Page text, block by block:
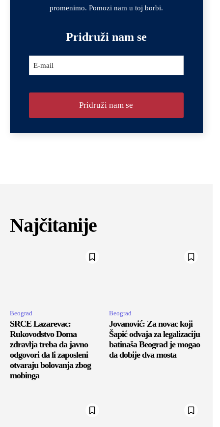
promenimo. Pomozi nam u toj borbi.
Pridruži nam se
E-mail
Pridruži nam se
Najčitanije
Beograd
SRCE Lazarevac:
Rukovodstvo Doma
zdravlja treba da javno
odgovori da li zaposleni
otvaraju bolovanja zbog
mobinga
Beograd
Jovanović: Za novac koji
Šapić odvaja za legalizaciju
batinaša Beograd je mogao
da dobije dva mosta